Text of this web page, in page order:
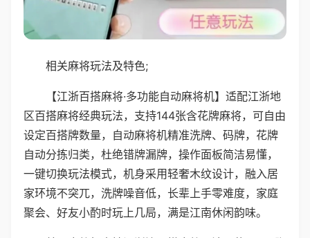
相关麻将玩法及特色;
【江浙百搭麻将·多功能自动麻将机】适配江浙地
区百搭麻将经典玩法，支持144张含花牌麻将，可自由
设定百搭牌数量，自动麻将机精准洗牌、码牌，花牌
自动分拣归类，杜绝错牌漏牌，操作面板简洁易懂，
一键切换玩法模式，机身采用轻奢木纹设计，融入居
家环境不突兀，洗牌噪音低，长辈上手零难度，家庭
聚会、好友小酌时玩上几局，满是江南休闲韵味。